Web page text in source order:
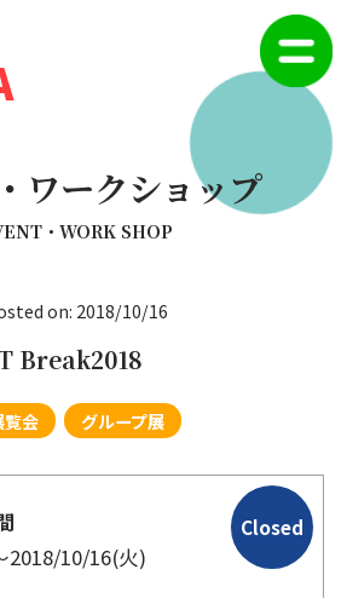
ワークショップ
・WORK SHOP
on: 2018/10/16
Break2018
覧会 グループ展
2018/10/16(火)
Closed